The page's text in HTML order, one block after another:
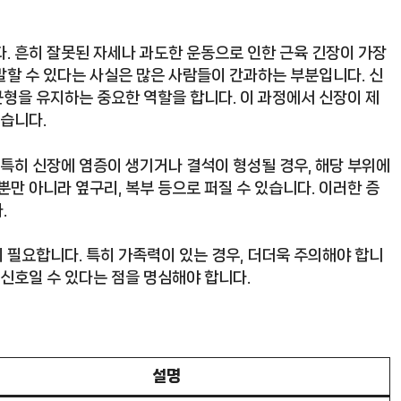
흔히 잘못된 자세나 과도한 운동으로 인한 근육 긴장이 가장
수 있다는 사실은 많은 사람들이 간과하는 부분입니다. 신
을 유지하는 중요한 역할을 합니다. 이 과정에서 신장이 제
니다.
히 신장에 염증이 생기거나 결석이 형성될 경우, 해당 부위에
아니라 옆구리, 복부 등으로 퍼질 수 있습니다. 이러한 증
요합니다. 특히 가족력이 있는 경우, 더더욱 주의해야 합니
호일 수 있다는 점을 명심해야 합니다.
설명